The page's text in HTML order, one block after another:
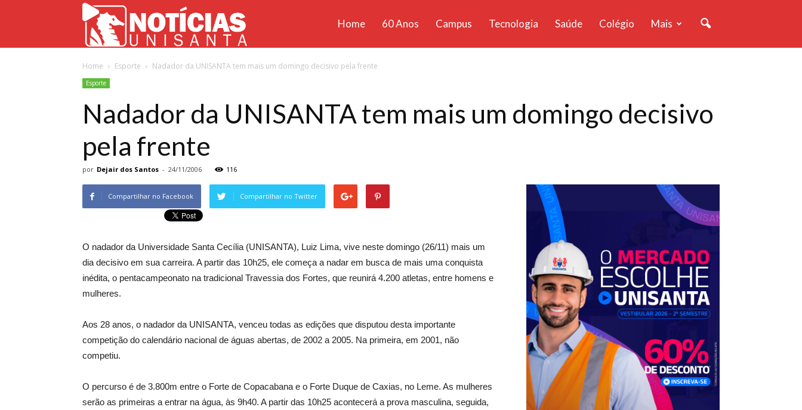
Unisanta
Home 60 Anos Campus Tecnologia Saúde Colégio Mais
Home Esporte Nadador da UNISANTA tem mais um domingo decisivo pela frente
Esporte
Nadador da UNISANTA tem mais um domingo decisivo
pela frente
por Dejair dos Santos - 24/11/2006 116
Compartilhar no Facebook Compartilhar no Twitter
O nadador da Universidade Santa Cecília (UNISANTA), Luiz Lima, vive neste domingo (26/11) mais um
dia decisivo em sua carreira. A partir das 10h25, ele começa a nadar em busca de mais uma conquista
inédita, o pentacampeonato na tradicional Travessia dos Fortes, que reunirá 4.200 atletas, entre homens e
mulheres.
Aos 28 anos, o nadador da UNISANTA, venceu todas as edições que disputou desta importante
competição do calendário nacional de águas abertas, de 2002 a 2005. Na primeira, em 2001, não
competiu.
O percurso é de 3.800m entre o Forte de Copacabana e o Forte Duque de Caxias, no Leme. As mulheres
serão as primeiras a entrar na água, às 9h40. A partir das 10h25 acontecerá a prova masculina, seguida,